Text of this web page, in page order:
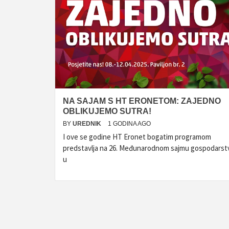
NA SAJAM S HT ERONETOM: ZAJEDNO
OBLIKUJEMO SUTRA!
BY UREDNIK 1 GODINA AGO
I ove se godine HT Eronet bogatim programom
predstavlja na 26. Međunarodnom sajmu
u